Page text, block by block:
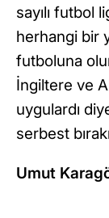
sayılı futbol
herhangi bir
futboluna
İngiltere ve
uygulardı
serbest
Umut